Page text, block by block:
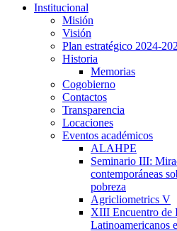
Institucional
Misión
Visión
Plan estratégico 2024-
Historia
Memorias
Cogobierno
Contactos
Transparencia
Locaciones
Eventos académicos
ALAHPE
Seminario III:
contemporáneas
pobreza
Agricliometrics V
XIII Encuentro de
Latinoamericanos